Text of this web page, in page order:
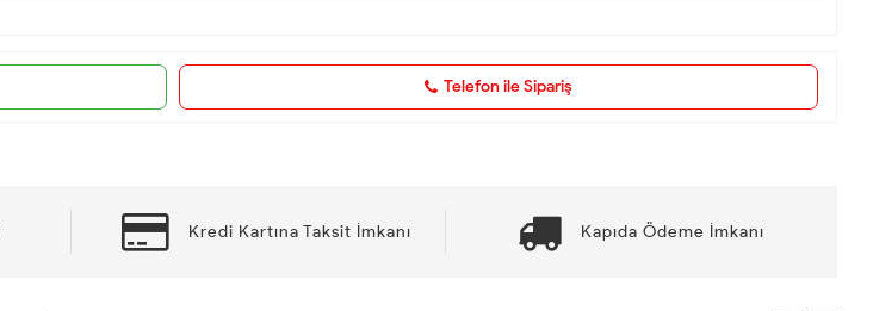
Telefon ile Sipariş
Kredi Kartına Taksit İmkanı Kapıda Ödeme İmkanı